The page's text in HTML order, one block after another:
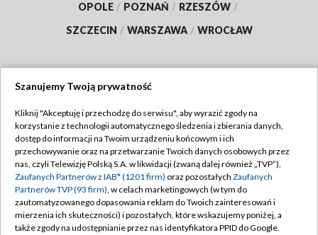
OPOLE / POZNAŃ / RZESZÓW /
SZCZECIN / WARSZAWA / WROCŁAW
TVP
Abonament TVP
Emisja w TVP
Centrum informacji TVP
Naziemna Telewizja Cyfrowa
Regulamin TVP
Polityka prywatności
Moje zgody
Pomoc
Szanujemy Twoją prywatność
Kliknij "Akceptuję i przechodzę do serwisu", aby wyrazić zgody na
korzystanie z technologii automatycznego śledzenia i zbierania danych,
dostęp do informacji na Twoim urządzeniu końcowym i ich
przechowywanie oraz na przetwarzanie Twoich danych osobowych przez
nas, czyli Telewizję Polską S.A. w likwidacji (zwaną dalej również „TVP”),
Zaufanych Partnerów z IAB* (1201 firm) oraz pozostałych Zaufanych
Partnerów TVP (93 firm), w celach marketingowych (w tym do
zautomatyzowanego dopasowania reklam do Twoich zainteresowań i
mierzenia ich skuteczności) i pozostałych, które wskazujemy poniżej, a
także zgody na udostępnianie przez nas identyfikatora PPID do Google.